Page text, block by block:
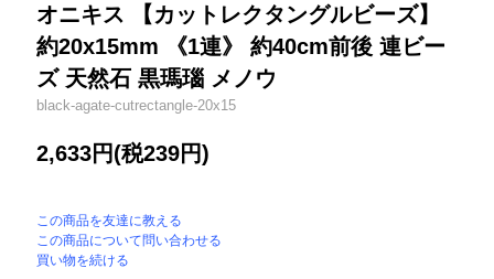
オニキス 【カットレクタングルビーズ】
約20x15mm 《1連》 約40cm前後 連ビー
ズ 天然石 黒瑪瑙 メノウ
black-agate-cutrectangle-20x15
2,633円(税239円)
この商品を友達に教える
この商品について問い合わせる
買い物を続ける